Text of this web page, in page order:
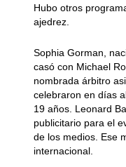
Hubo otros
ajedrez.
Sophia Gorman,
casó con Michael
nombrada árbitro
celebraron en días
19 años. Leonard
publicitario para el
de los medios. Ese
internacional.